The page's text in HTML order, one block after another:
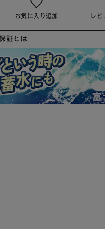
お気に入り追加 レビ
証とは